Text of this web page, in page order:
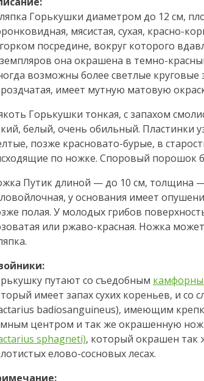
Горькушки диаметром до 12 см,
мясистая, сухая, красно-
посредине, вокруг которого
она окрашена в темно-
возможны более светлые круговые
имеет мутную матовую
Горькушки тонкая, с запахом
белый, очень обильный. Пластинки
позже красновато-бурые, в
по ножке. Споровый порошок
Путик длиной — до 10 см, толщина
у основания имеет
полая. У молодых грибов
или ржаво-красная. Ножка
путают со съедобным
имеет запах сухих кореньев, и со
badiosanguineus), имеющим
центром и так же окрашенную
sphagneti), который окрашен так
елово-сосновых лесах.